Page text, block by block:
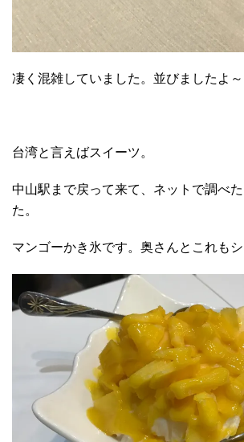
凄く混雑していました。並びましたよ～
台湾と言えばスイーツ。
中山駅まで戻って来て、ネットで調べ
た。
マンゴーかき氷です。奥さんとこれもシ